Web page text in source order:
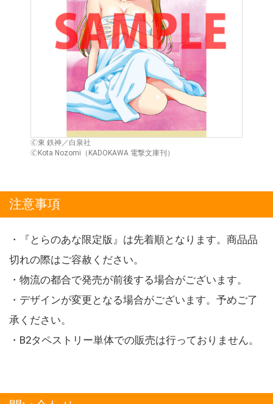
🄫東 鉄神／白泉社
🄫Kota Nozomi（KADOKAWA 電撃文庫刊）
注意事項
・『とらのあな限定版』は先着順となります。商品品
切れの際はご容赦ください。
・物流の都合で発売が前後する場合がございます。
・デザインが変更となる場合がございます。予めご了
承ください。
・B2タペストリー単体での販売は行っておりません。